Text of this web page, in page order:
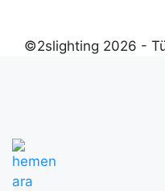
©2slighting 2026 -